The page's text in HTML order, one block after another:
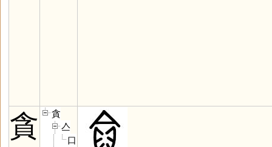
貪
貪
亼
口